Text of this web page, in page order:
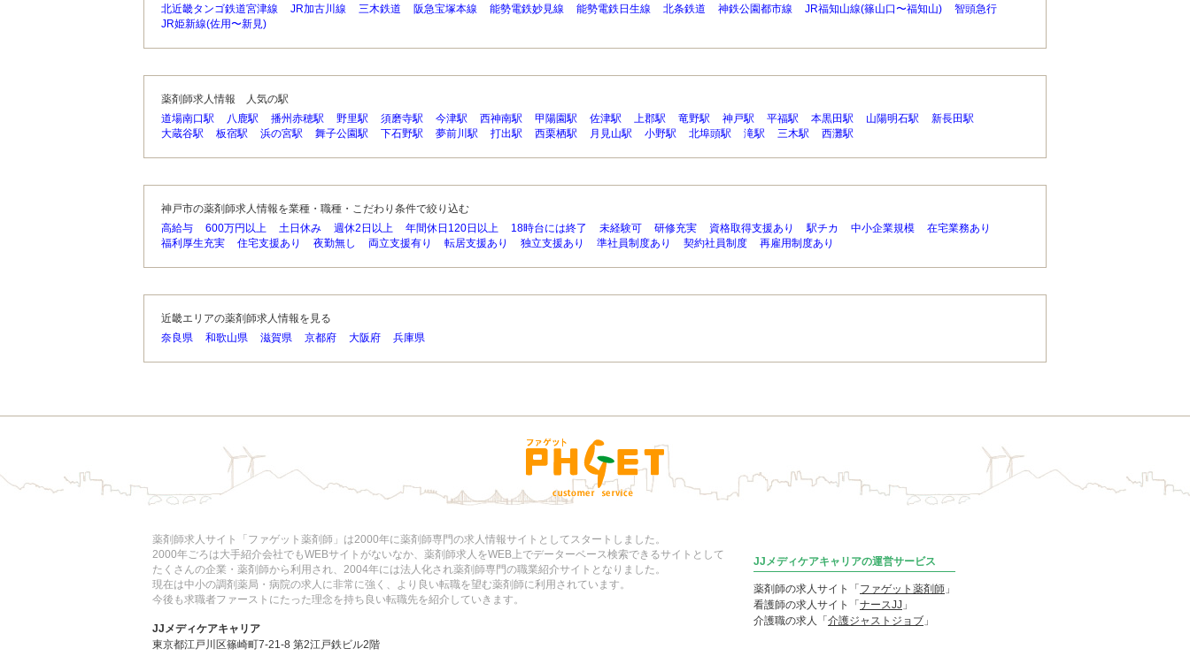
北近畿タンゴ鉄道宮津線
JR加古川線 三木鉄道 阪急宝塚本線 能勢電鉄妙見線 能勢電鉄日生線 北条鉄道 神鉄公園都市線 JR福知山線(篠山口〜福知山)
智頭急行
JR姫新線(佐用〜新見)
薬剤師求人情報 人気の駅
道場南口駅
八鹿駅 播州赤穂駅 野里駅 須磨寺駅 今津駅 西神南駅 甲陽園駅 佐津駅 上郡駅 竜野駅 神戸駅 平福駅 本黒田駅 山陽明石駅
新長田駅
大蔵谷駅
板宿駅 浜の宮駅 舞子公園駅 下石野駅 夢前川駅 打出駅 西栗栖駅 月見山駅 小野駅 北埠頭駅 滝駅 三木駅 西灘駅
神戸市の薬剤師求人情報を業種・職種・こだわり条件で絞り込む
高給与
600万円以上 土日休み 週休2日以上 年間休日120日以上 18時台には終了 未経験可 研修充実 資格取得支援あり 駅チカ 中小企業規模
在宅業務あり
福利厚生充実
住宅支援あり 夜勤無し 両立支援有り 転居支援あり 独立支援あり 準社員制度あり 契約社員制度 再雇用制度あり
近畿エリアの薬剤師求人情報を見る
奈良県
和歌山県 滋賀県 京都府 大阪府 兵庫県
薬剤師求人サイト「ファゲット薬剤師」は2000年に薬剤師専門の求人情報サイトとしてスタートしました。
2000年ごろは大手紹介会社でもWEBサイトがないなか、薬剤師求人をWEB上でデーターベース検索できるサイトとして
たくさんの企業・薬剤師から利用され、2004年には法人化され薬剤師専門の職業紹介サイトとなりました。
現在は中小の調剤薬局・病院の求人に非常に強く、より良い転職を望む薬剤師に利用されています。
今後も求職者ファーストにたった理念を持ち良い転職先を紹介していきます。
JJメディケアキャリア
東京都江戸川区篠崎町7-21-8 第2江戸鉄ビル2階
JJメディケアキャリアの運営サービス
薬剤師の求人サイト「 ファゲット薬剤師 」
看護師の求人サイト「 ナースJJ 」
介護職の求人「 介護ジャストジョブ 」